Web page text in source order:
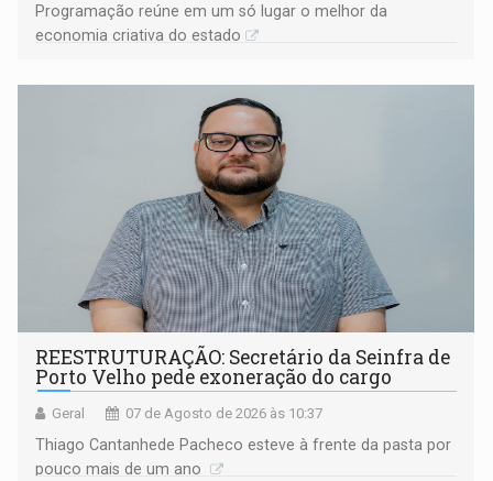
Programação reúne em um só lugar o melhor da
economia criativa do estado
REESTRUTURAÇÃO: Secretário da Seinfra de
Porto Velho pede exoneração do cargo
Geral 07 de Agosto de 2026 às 10:37
Thiago Cantanhede Pacheco esteve à frente da pasta por
pouco mais de um ano